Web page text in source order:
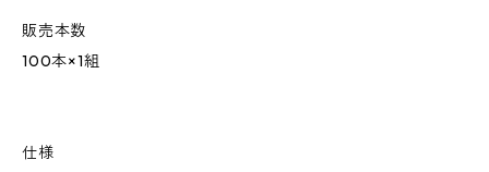
販売本数
100本×1組
仕様